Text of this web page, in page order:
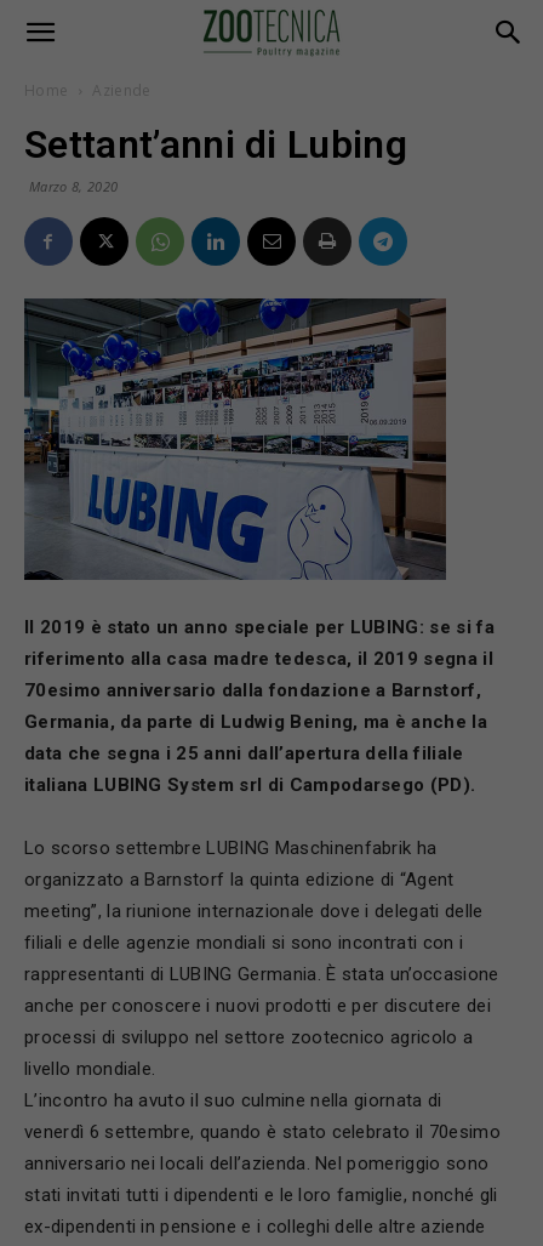
Home Aziende
Settant’anni di Lubing
Marzo 8, 2020
Il 2019 è stato un anno speciale per LUBING: se si fa
riferimento alla casa madre tedesca, il 2019 segna il
70esimo anniversario dalla fondazione a Barnstorf,
Germania, da parte di Ludwig Bening, ma è anche la
data che segna i 25 anni dall’apertura della filiale
italiana LUBING System srl di Campodarsego (PD).
Lo scorso settembre LUBING Maschinenfabrik ha
organizzato a Barnstorf la quinta edizione di “Agent
meeting”, la riunione internazionale dove i delegati delle
filiali e delle agenzie mondiali si sono incontrati con i
rappresentanti di LUBING Germania. È stata un’occasione
anche per conoscere i nuovi prodotti e per discutere dei
processi di sviluppo nel settore zootecnico agricolo a
livello mondiale.
L’incontro ha avuto il suo culmine nella giornata di
venerdì 6 settembre, quando è stato celebrato il 70esimo
anniversario nei locali dell’azienda. Nel pomeriggio sono
stati invitati tutti i dipendenti e le loro famiglie, nonché gli
ex-dipendenti in pensione e i colleghi delle altre aziende